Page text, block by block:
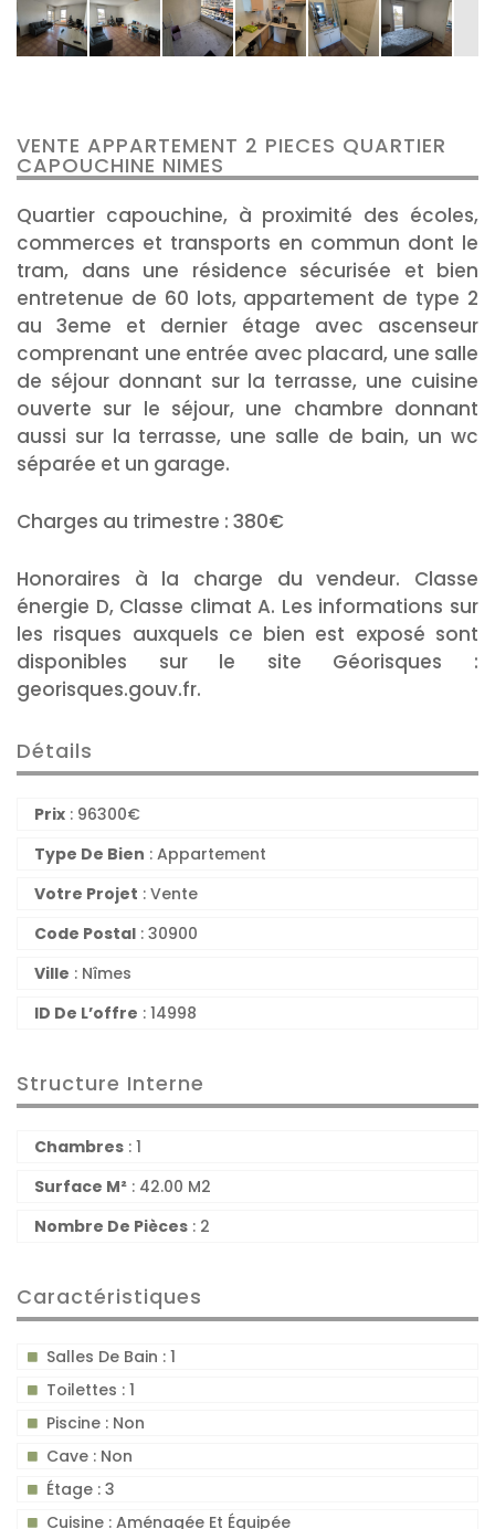
VENTE APPARTEMENT 2 PIECES QUARTIER
CAPOUCHINE NIMES
Quartier capouchine, à proximité des écoles,
commerces et transports en commun dont le
tram, dans une résidence sécurisée et bien
entretenue de 60 lots, appartement de type 2
au 3eme et dernier étage avec ascenseur
comprenant une entrée avec placard, une salle
de séjour donnant sur la terrasse, une cuisine
ouverte sur le séjour, une chambre donnant
aussi sur la terrasse, une salle de bain, un wc
séparée et un garage.
Charges au trimestre : 380€
Honoraires à la charge du vendeur. Classe
énergie D, Classe climat A. Les informations sur
les risques auxquels ce bien est exposé sont
disponibles sur le site Géorisques :
georisques.gouv.fr.
Détails
Prix : 96300€
Type De Bien : Appartement
Votre Projet : Vente
Code Postal : 30900
Ville : Nîmes
ID De L’offre : 14998
Structure Interne
Chambres : 1
Surface M² : 42.00 M2
Nombre De Pièces : 2
Caractéristiques
Salles De Bain : 1
Toilettes : 1
Piscine : Non
Cave : Non
Étage : 3
Cuisine : Aménagée Et Équipée